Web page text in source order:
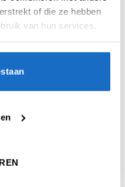
of die ze hebben
van hun services.